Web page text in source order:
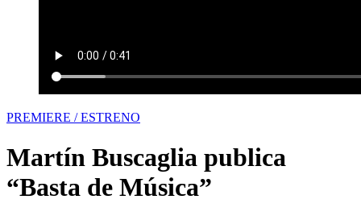
PREMIERE / ESTRENO
Martín Buscaglia publica
“Basta de Música”